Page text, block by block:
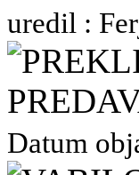
uredil :
Datum